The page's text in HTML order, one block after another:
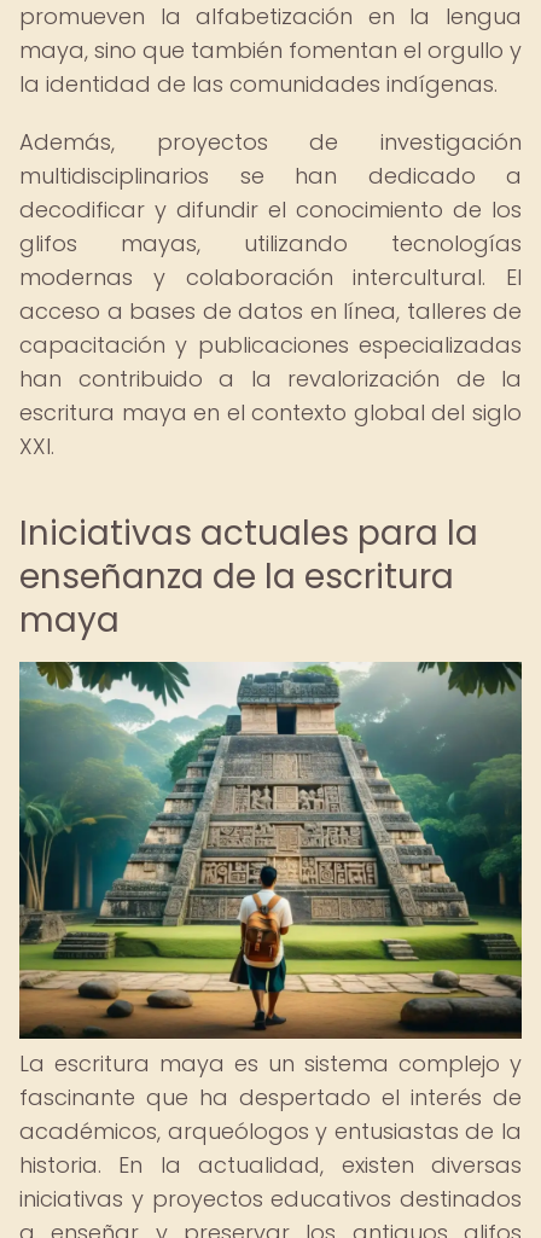
promueven la alfabetización en la lengua
maya, sino que también fomentan el orgullo y
la identidad de las comunidades indígenas.
Además, proyectos de investigación
multidisciplinarios se han dedicado a
decodificar y difundir el conocimiento de los
glifos mayas, utilizando tecnologías
modernas y colaboración intercultural. El
acceso a bases de datos en línea, talleres de
capacitación y publicaciones especializadas
han contribuido a la revalorización de la
escritura maya en el contexto global del siglo
XXI.
Iniciativas actuales para la
enseñanza de la escritura
maya
La escritura maya es un sistema complejo y
fascinante que ha despertado el interés de
académicos, arqueólogos y entusiastas de la
historia. En la actualidad, existen diversas
iniciativas y proyectos educativos destinados